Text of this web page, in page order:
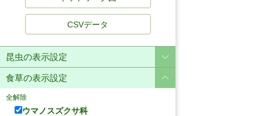
CSVデータ
昆虫の表示設定
食草の表示設定
全解除
ウマノスズクサ科